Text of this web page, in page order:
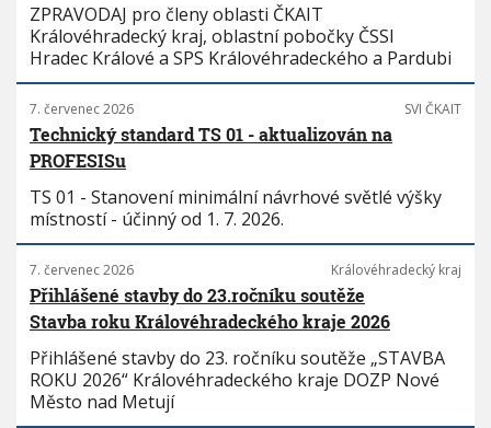
ZPRAVODAJ pro členy oblasti ČKAIT
Královéhradecký kraj, oblastní pobočky ČSSI
Hradec Králové a SPS Královéhradeckého a Pardubi
7. červenec 2026 SVI ČKAIT
Technický standard TS 01 - aktualizován na
PROFESISu
TS 01 - Stanovení minimální návrhové světlé výšky
místností - účinný od 1. 7. 2026.
7. červenec 2026 Královéhradecký kraj
Přihlášené stavby do 23.ročníku soutěže
Stavba roku Královéhradeckého kraje 2026
Přihlášené stavby do 23. ročníku soutěže „STAVBA
ROKU 2026“ Královéhradeckého kraje DOZP Nové
Město nad Metují